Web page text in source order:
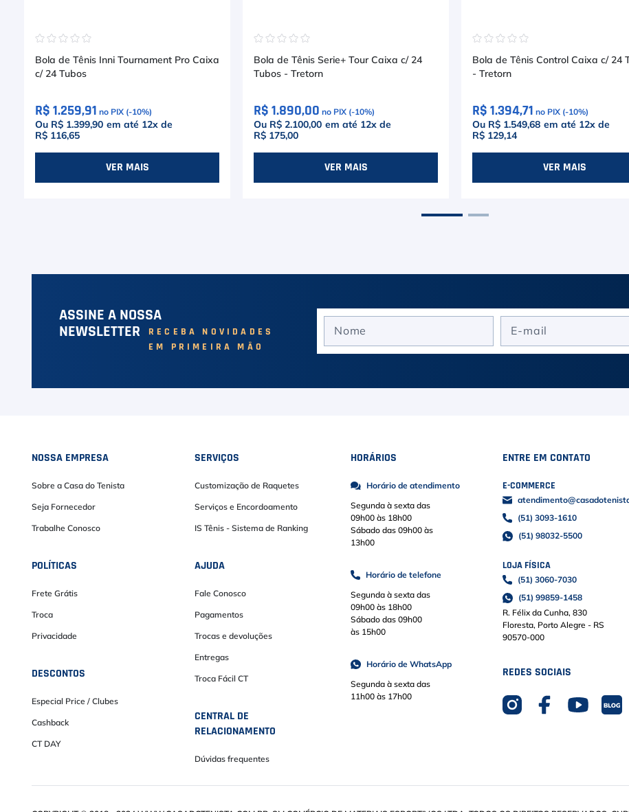
☆☆☆☆☆
Bola de Tênis Inni Tournament Pro Caixa
c/ 24 Tubos
R$ 1.259,91 no PIX (-10%)
Ou R$ 1.399,90 em até 12x de
R$ 116,65
VER MAIS
☆☆☆☆☆
Bola de Tênis Serie+ Tour Caixa c/ 24
Tubos - Tretorn
R$ 1.890,00 no PIX (-10%)
Ou R$ 2.100,00 em até 12x de
R$ 175,00
VER MAIS
☆☆☆☆☆
Bola de Tênis Control Caixa c/ 24
- Tretorn
R$ 1.394,71 no PIX (-10%)
Ou R$ 1.549,68 em até 12x de
R$ 129,14
VER MAIS
ASSINE A NOSSA
NEWSLETTER
RECEBA NOVIDADES
EM PRIMEIRA MÃO
NOSSA EMPRESA
Sobre a Casa do Tenista
Seja Fornecedor
Trabalhe Conosco
POLÍTICAS
Frete Grátis
Troca
Privacidade
DESCONTOS
Especial Price / Clubes
Cashback
CT DAY
SERVIÇOS
Customização de Raquetes
Serviços e Encordoamento
IS Tênis - Sistema de Ranking
AJUDA
Fale Conosco
Pagamentos
Trocas e devoluções
Entregas
Troca Fácil CT
CENTRAL DE
RELACIONAMENTO
Dúvidas frequentes
HORÁRIOS
Horário de atendimento
Segunda à sexta das
09h00 às 18h00
Sábado das 09h00 às
13h00
Horário de telefone
Segunda à sexta das
09h00 às 18h00
Sábado das 09h00
às 15h00
Horário de WhatsApp
Segunda à sexta das
11h00 às 17h00
ENTRE EM CONTATO
E-COMMERCE
(51) 3093-1610
(51) 98032-5500
LOJA FÍSICA
(51) 3060-7030
(51) 99859-1458
R. Félix da Cunha, 830
Floresta, Porto Alegre - RS
90570-000
REDES SOCIAIS